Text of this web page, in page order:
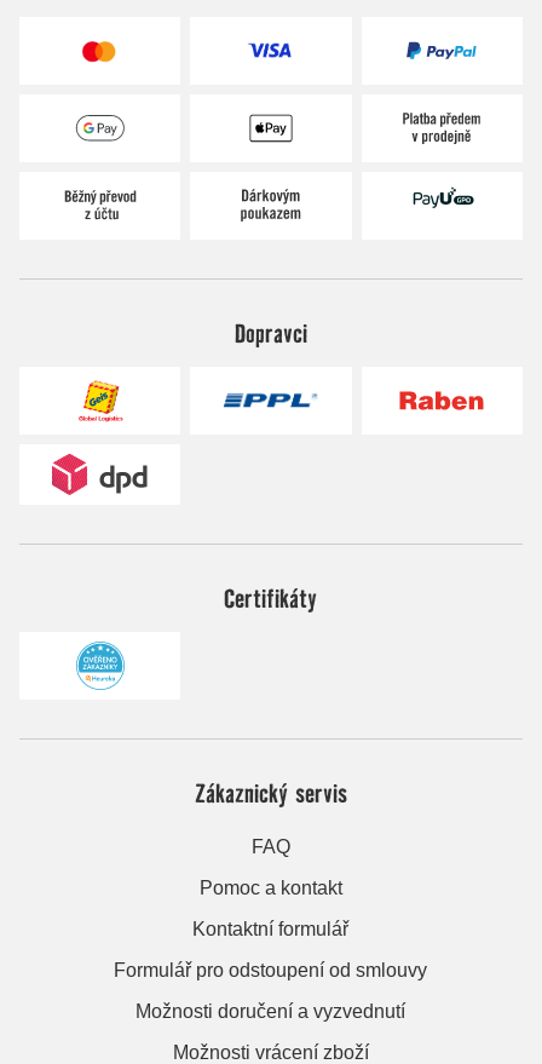
Dopravci
Certifikáty
Zákaznický servis
FAQ
Pomoc a kontakt
Kontaktní formulář
Formulář pro odstoupení od smlouvy
Možnosti doručení a vyzvednutí
Možnosti vrácení zboží